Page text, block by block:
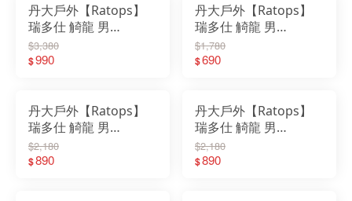
丹大戶外【Ratops】
瑞多仕 觭龍 男
Coolmax 條紋印花
POLO｜上衣｜衣服｜
$3,380
$990
丹大戶外【Ratops】
瑞多仕 觭龍 男
Coolmax V領(肩配色)
DB-1709｜短袖｜上衣
$1,780
$690
丹大戶外【Ratops】
瑞多仕 觭龍 男
Coolmax POLO(門襟
出芽配) DB-1703｜快
$2,180
$890
丹大戶外【Ratops】
瑞多仕 觭龍 男
Coolmax POLO(門襟
出芽配) DB-1701｜快
$2,180
$890